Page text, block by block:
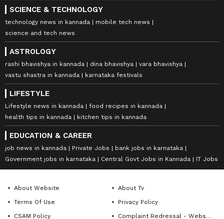
SCIENCE & TECHNOLOGY
technology news in kannada
mobile tech news
science and tech news
ASTROLOGY
rashi bhavishya in kannada dina bhavishya
vara bhavishya
vastu shastra in kannada
karnataka festivals
LIFESTYLE
Lifestyle news in kannada
food recipes in kannada
health tips in kannada
kitchen tips in kannada
EDUCATION & CAREER
job news in kannada Private Jobs
bank jobs in karnataka
Government jobs in karnataka
Central Govt Jobs in Kannada IT Jobs
About Website
About Tv
Terms Of Use
Privacy Policy
CSAM Policy
Complaint Redressal - Website